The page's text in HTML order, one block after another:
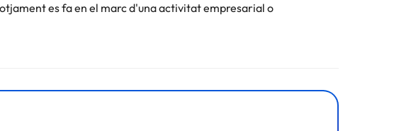
es fa en el marc d'una activitat empresarial o